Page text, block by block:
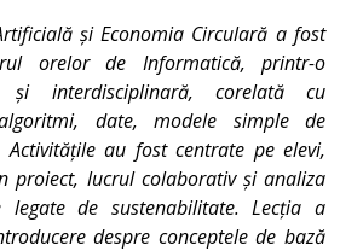
și Economia Circulară a fost
orelor de Informatică, printr-o
și interdisciplinară, corelată cu
date, modele simple de
au fost centrate pe elevi,
proiect, lucrul colaborativ și analiza
legate de sustenabilitate. Lecția a
despre conceptele de bază